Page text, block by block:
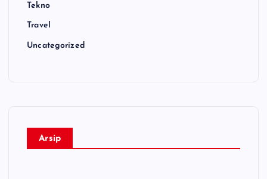
Tekno
Travel
Uncategorized
Arsip